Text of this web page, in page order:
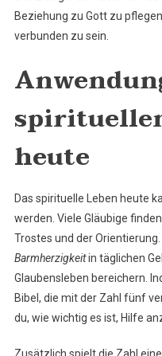
Beziehung zu Gott zu
verbunden zu sein.
heute
Das spirituelle Leben heute
werden. Viele Gläubige
Trostes und der
Barmherzigkeitin täglichen
Glaubensleben bereichern.
Bibel, die mit der Zahl fünf
du, wie wichtig es ist, Hilfe